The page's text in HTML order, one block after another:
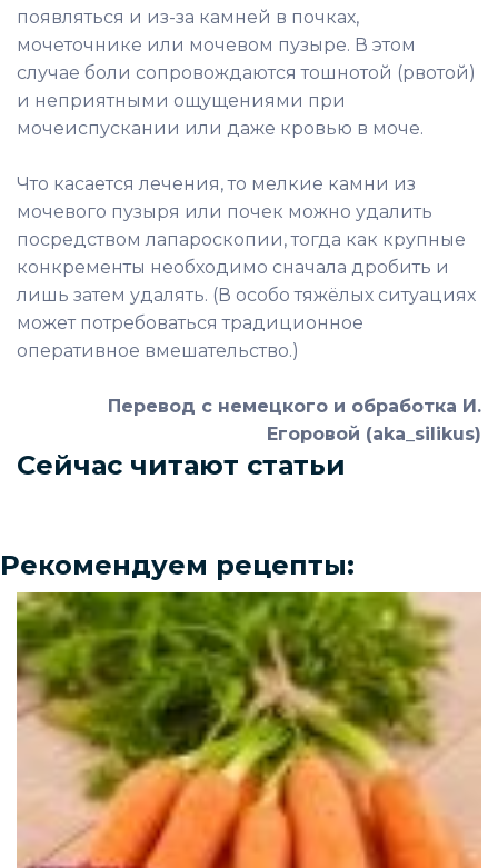
появляться и из-за камней в почках,
мочеточнике или мочевом пузыре. В этом
случае боли сопровождаются тошнотой (рвотой)
и неприятными ощущениями при
мочеиспускании или даже кровью в моче.
Что касается лечения, то мелкие камни из
мочевого пузыря или почек можно удалить
посредством лапароскопии, тогда как крупные
конкременты необходимо сначала дробить и
лишь затем удалять. (В особо тяжёлых ситуациях
может потребоваться традиционное
оперативное вмешательство.)
Перевод с немецкого и обработка И.
Егоровой (aka_silikus)
Сейчас читают статьи
Рекомендуем рецепты: